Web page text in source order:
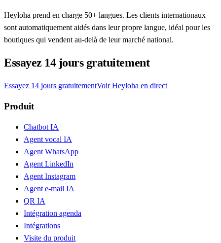
Heyloha prend en charge 50+ langues. Les clients internationaux
sont automatiquement aidés dans leur propre langue, idéal pour les
boutiques qui vendent au-delà de leur marché national.
Essayez 14 jours gratuitement
Essayez 14 jours gratuitementVoir Heyloha en direct
Produit
Chatbot IA
Agent vocal IA
Agent WhatsApp
Agent LinkedIn
Agent Instagram
Agent e-mail IA
QR IA
Intégration agenda
Intégrations
Visite du produit